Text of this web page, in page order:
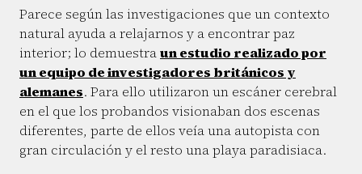
Parece según las investigaciones que un contexto
natural ayuda a relajarnos y a encontrar paz
interior; lo demuestraun estudio realizado por
un equipo de investigadores británicos y
alemanes. Para ello utilizaron un escáner cerebral
en el que los probandos visionaban dos escenas
diferentes, parte de ellos veía una autopista con
gran circulación y el resto una playa paradisiaca.